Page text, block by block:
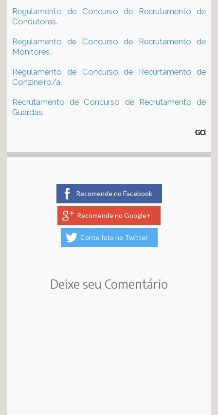
Regulamento de Concurso de Recrutamento de
Condutores.
Regulamento de Concurso de Recrutamento de
Monitores.
Regulamento de Concurso de Recurtamento de
Conzineiro/a.
Recrutamento de Concurso de Recrutamento de
Guardas.
GCI
Recomende no Facebook
Recomende no Google+
Conte Isto no Twitter
Deixe seu Comentário